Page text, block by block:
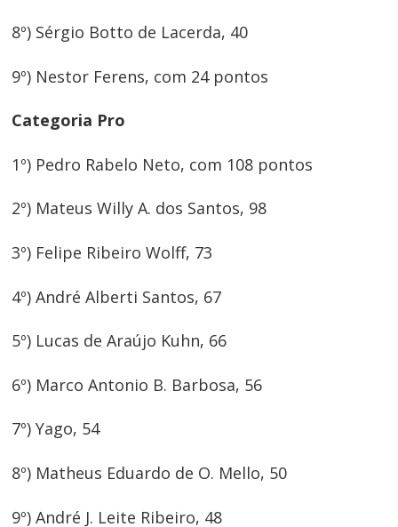
8º) Sérgio Botto de Lacerda, 40
9º) Nestor Ferens, com 24 pontos
Categoria Pro
1º) Pedro Rabelo Neto, com 108 pontos
2º) Mateus Willy A. dos Santos, 98
3º) Felipe Ribeiro Wolff, 73
4º) André Alberti Santos, 67
5º) Lucas de Araújo Kuhn, 66
6º) Marco Antonio B. Barbosa, 56
7º) Yago, 54
8º) Matheus Eduardo de O. Mello, 50
9º) André J. Leite Ribeiro, 48
Navegação
de
Post